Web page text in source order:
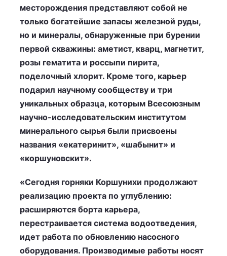
месторождения представляют собой не
только богатейшие запасы железной руды,
но и минералы, обнаруженные при бурении
первой скважины: аметист, кварц, магнетит,
розы гематита и россыпи пирита,
поделочный хлорит. Кроме того, карьер
подарил научному сообществу и три
уникальных образца, которым Всесоюзным
научно-исследовательским институтом
минерального сырья были присвоены
названия «екатеринит», «шабынит» и
«коршуновскит».
«Сегодня горняки Коршунихи продолжают
реализацию проекта по углублению:
расширяются борта карьера,
перестраивается система водоотведения,
идет работа по обновлению насосного
оборудования. Производимые работы носят